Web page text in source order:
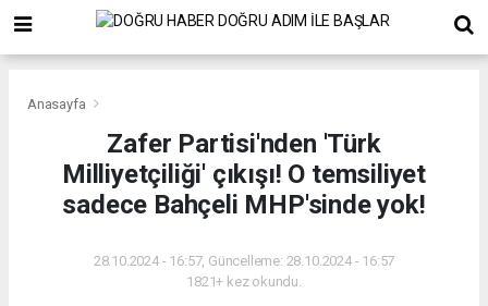
Anasayfa
Zafer Partisi'nden 'Türk
Milliyetçiliği' çıkışı! O temsiliyet
sadece Bahçeli MHP'sinde yok!
28.10.2024 - 16:57, Güncelleme: 28.10.2024 - 16:57
1821+ kez okundu.